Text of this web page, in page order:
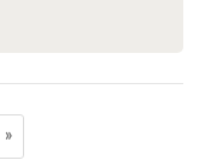
»